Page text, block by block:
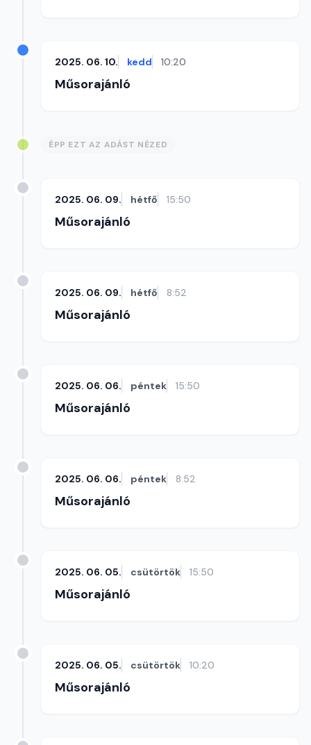
2025. 06. 10. kedd 10:20
Műsorajánló
ÉPP EZT AZ ADÁST NÉZED
2025. 06. 09. hétfő 15:50
Műsorajánló
2025. 06. 09. hétfő 8:52
Műsorajánló
2025. 06. 06. péntek 15:50
Műsorajánló
2025. 06. 06. péntek 8:52
Műsorajánló
2025. 06. 05. csütörtök 15:50
Műsorajánló
2025. 06. 05. csütörtök 10:20
Műsorajánló